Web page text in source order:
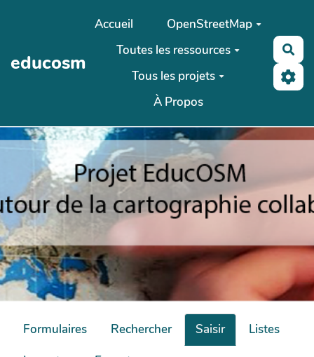
Aller au contenu principal
educosm
Accueil
OpenStreetMap
Toutes les ressources
Tous les projets
À Propos
Formulaires Rechercher Saisir
Listes